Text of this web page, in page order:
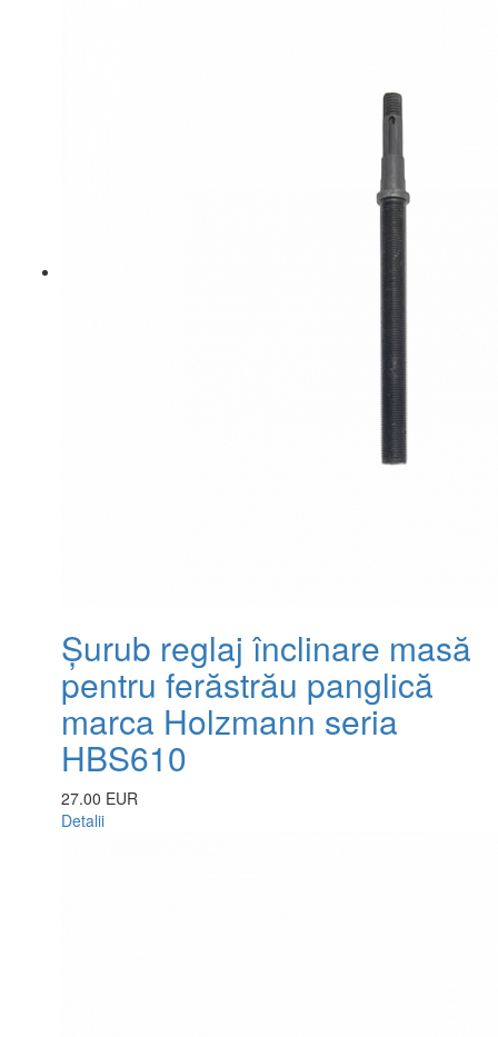
Șurub reglaj înclinare masă
pentru ferăstrău panglică
marca Holzmann seria
HBS610
27.00 EUR
Detalii